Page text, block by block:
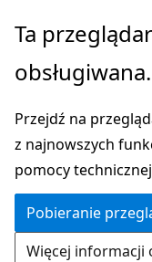
Przejdź
głównej
Ta
obsługiwana.
Przejdź na
z najnowszych
pomocy
Pobieranie
Więcej informacji